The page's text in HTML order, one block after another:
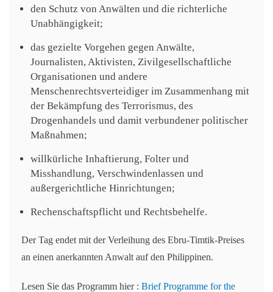
den Schutz von Anwälten und die richterliche
Unabhängigkeit;
das gezielte Vorgehen gegen Anwälte,
Journalisten, Aktivisten, Zivilgesellschaftliche
Organisationen und andere
Menschenrechtsverteidiger im Zusammenhang mit
der Bekämpfung des Terrorismus, des
Drogenhandels und damit verbundener politischer
Maßnahmen;
willkürliche Inhaftierung, Folter und
Misshandlung, Verschwindenlassen und
außergerichtliche Hinrichtungen;
Rechenschaftspflicht und Rechtsbehelfe.
Der Tag endet mit der Verleihung des Ebru-Timtik-Preises
an einen anerkannten Anwalt auf den Philippinen.
Lesen Sie das Programm hier : Brief Programme for the